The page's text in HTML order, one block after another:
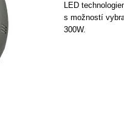
LED
s možností
300W.